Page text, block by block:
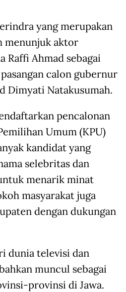
yang merupakan
menunjuk aktor
Raffi Ahmad sebagai
calon gubernur
Dimyati Natakusumah.
pencalonan
Umum (KPU)
kandidat yang
selebritas dan
menarik minat
masyarakat juga
dengan dukungan
dunia televisi dan
muncul sebagai
provinsi di Jawa.